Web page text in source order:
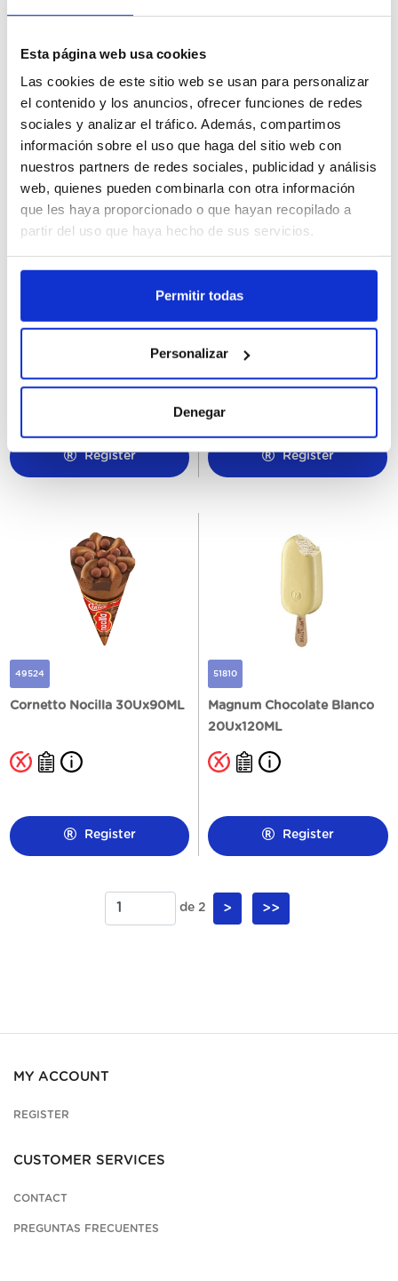
Esta página web usa cookies
Las cookies de este sitio web se usan para personalizar
el contenido y los anuncios, ofrecer funciones de redes
sociales y analizar el tráfico. Además, compartimos
información sobre el uso que haga del sitio web con
nuestros partners de redes sociales, publicidad y análisis
web, quienes pueden combinarla con otra información
que les haya proporcionado o que hayan recopilado a
partir del uso que haya hecho de sus servicios.
Permitir todas
Personalizar
Denegar
Register Register
Magnum Double Gold
Register
49509
Cornetto Nocilla XXL
24Ux140ML
Register
49524
Cornetto Nocilla 30Ux90ML
Register
51810
Magnum Chocolate Blanco
20Ux120ML
Register
de 2 > >>
MY ACCOUNT
REGISTER
CUSTOMER SERVICES
CONTACT
PREGUNTAS FRECUENTES